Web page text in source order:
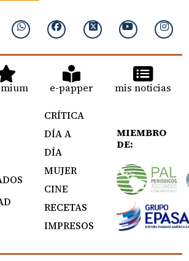
e-papper mis noticias
CRÍTICA
DÍA A
DÍA
MUJER
CINE
RECETAS
IMPRESOS
MIEMBRO
DE: